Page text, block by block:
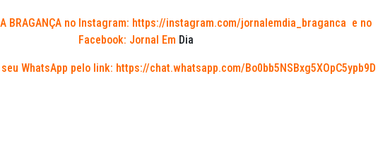
BRAGANÇA no Instagram: https://instagram.com/jornalemdia_braganca e no
Facebook: Jornal Em Dia
WhatsApp pelo link: https://chat.whatsapp.com/Bo0bb5NSBxg5XOpC5ypb9D